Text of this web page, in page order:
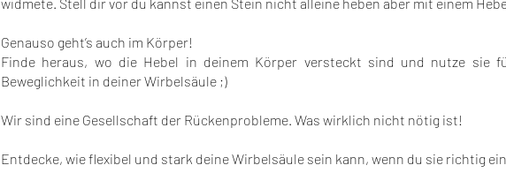
Genauso geht’s auch im Körper!
Finde heraus, wo die Hebel in deinem Körper versteckt sind und nutze sie
Beweglichkeit in deiner Wirbelsäule ;)
Wir sind eine Gesellschaft der Rückenprobleme. Was wirklich nicht nötig ist!
Entdecke, wie flexibel und stark deine Wirbelsäule sein kann, wenn du sie richtig